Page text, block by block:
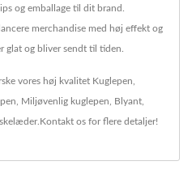
og emballage til dit brand.
merchandise med høj effekt og
glat og bliver sendt til tiden.
vores høj kvalitet Kuglepen
Miljøvenlig kuglepen Blyant
. Kontakt os for flere detaljer!